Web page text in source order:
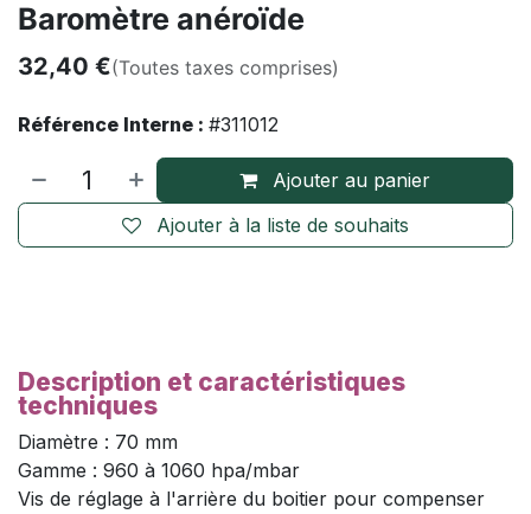
Baromètre anéroïde
32,40 €(Toutes taxes comprises)
Référence Interne : #311012
Ajouter au panier
Ajouter à la liste de souhaits
Description et caractéristiques
techniques
Diamètre : 70 mm
Gamme : 960 à 1060 hpa/mbar
Vis de réglage à l'arrière du boitier pour compenser